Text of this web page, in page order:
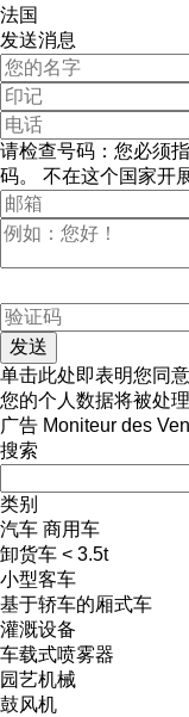
法国
发送消息
请检查号码：您必须
码。
不在这个国家开
单击此处即表明您同
您的个人数据将被处
广告 Moniteur des
搜索
类别
汽车 商用车
卸货车 < 3.5t
小型客车
基于轿车的厢式车
灌溉设备
车载式喷雾器
园艺机械
鼓风机